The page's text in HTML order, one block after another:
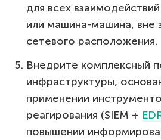
для всех
или машина-машина, вне
сетевого расположения.
Внедрите комплексный
инфраструктуры,
применении
реагирования (SIEM +
повышении